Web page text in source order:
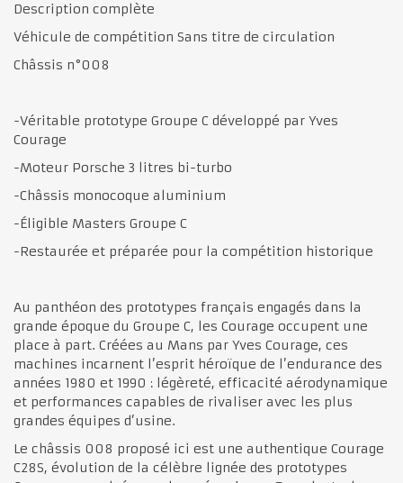
Description complète
Véhicule de compétition Sans titre de circulation
Châssis n°008
-Véritable prototype Groupe C développé par Yves
Courage
-Moteur Porsche 3 litres bi-turbo
-Châssis monocoque aluminium
-Éligible Masters Groupe C
-Restaurée et préparée pour la compétition historique
Au panthéon des prototypes français engagés dans la
grande époque du Groupe C, les Courage occupent une
place à part. Créées au Mans par Yves Courage, ces
machines incarnent l’esprit héroïque de l’endurance des
années 1980 et 1990 : légèreté, efficacité aérodynamique
et performances capables de rivaliser avec les plus
grandes équipes d’usine.
Le châssis 008 proposé ici est une authentique Courage
C28S, évolution de la célèbre lignée des prototypes